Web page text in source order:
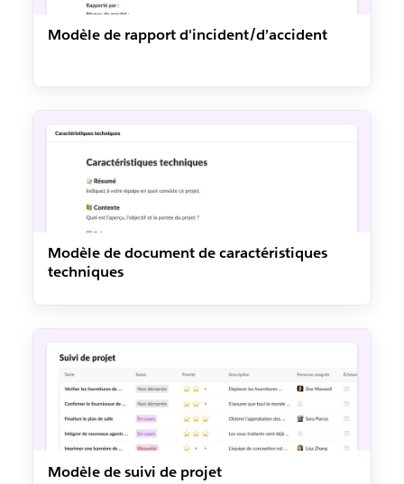
Modèle de rapport d'incident/d’accident
Modèle de document de caractéristiques
techniques
Modèle de suivi de projet